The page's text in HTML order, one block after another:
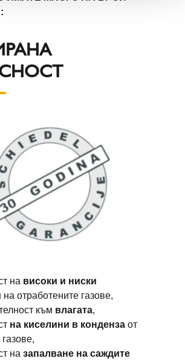
на високи и ниски
на отработените газове,
към влагата,
на киселини в конденза от
на запалване на саждите